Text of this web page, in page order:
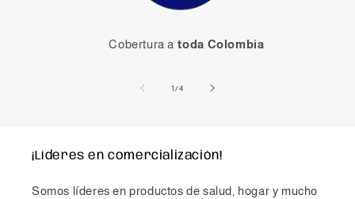
Cobertura a toda Colombia
1/de
4
¡Líderes en comercialización!
Somos líderes en productos de salud, hogar y mucho